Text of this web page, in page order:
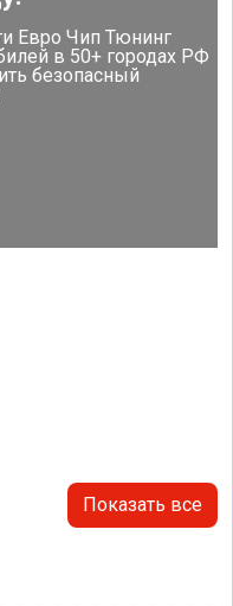
Евро Чип Тюнинг
в 50+ городах РФ
безопасный
Показать все